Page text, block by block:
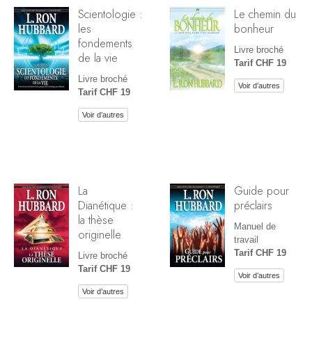
Scientologie :
les
fondements
de la vie
Livre broché
Tarif CHF 19
Voir d’autres
Le chemin du
bonheur
Livre broché
Tarif CHF 19
Voir d’autres
La
Dianétique :
la thèse
originelle
Livre broché
Tarif CHF 19
Voir d’autres
Guide pour
préclairs
Manuel de
travail
Tarif CHF 19
Voir d’autres